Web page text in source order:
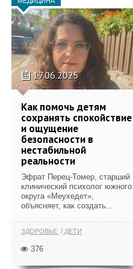
17.06.2025
Как помочь детям
сохранять спокойствие
и ощущение
безопасности в
нестабильной
реальности
Эфрат Перец-Томер, старший
клинический психолог южного
округа «Меухедет»,
объясняет, как создать...
ЗДОРОВЬЕ ДЕТИ
376